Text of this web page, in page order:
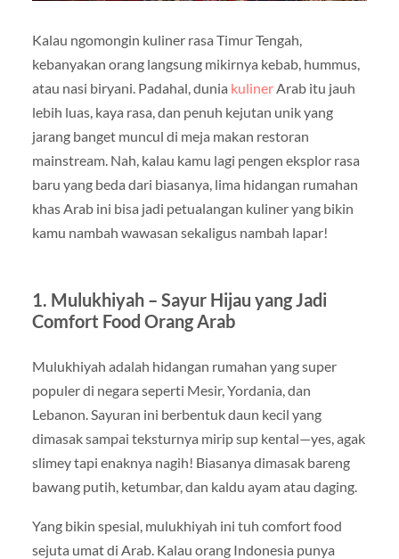
Kalau ngomongin kuliner rasa Timur Tengah,
kebanyakan orang langsung mikirnya kebab, hummus,
atau nasi biryani. Padahal, dunia kulinerArab itu jauh
lebih luas, kaya rasa, dan penuh kejutan unik yang
jarang banget muncul di meja makan restoran
mainstream. Nah, kalau kamu lagi pengen eksplor rasa
baru yang beda dari biasanya, lima hidangan rumahan
khas Arab ini bisa jadi petualangan kuliner yang bikin
kamu nambah wawasan sekaligus nambah lapar!
1. Mulukhiyah – Sayur Hijau yang Jadi
Comfort Food Orang Arab
Mulukhiyah adalah hidangan rumahan yang super
populer di negara seperti Mesir, Yordania, dan
Lebanon. Sayuran ini berbentuk daun kecil yang
dimasak sampai teksturnya mirip sup kental—yes, agak
slimey tapi enaknya nagih! Biasanya dimasak bareng
bawang putih, ketumbar, dan kaldu ayam atau daging.
Yang bikin spesial, mulukhiyah ini tuh comfort food
sejuta umat di Arab. Kalau orang Indonesia punya